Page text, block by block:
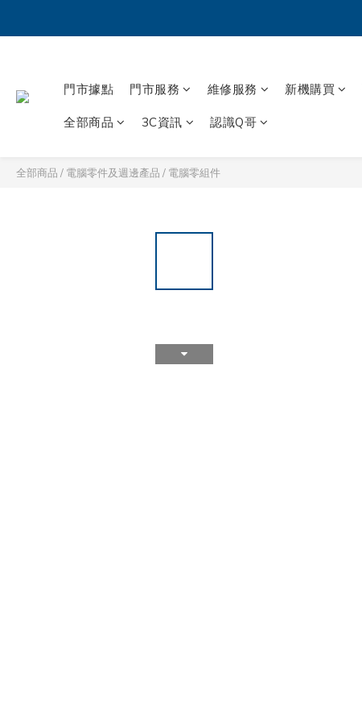
門市據點 門市服務 維修服務 新機購買
全部商品 3C資訊 認識Q哥
全部商品 / 電腦零件及週邊產品 / 電腦零組件